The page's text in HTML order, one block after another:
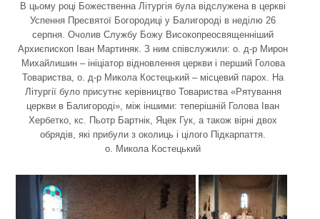
В цьому році Божественна Літургія була відслужена в церкві
Успення Пресвятої Богородиці у Балигороді в неділю 26
серпня. Очолив Службу Божу Високопреосвященніший
Архиєпископ Іван Мартиняк. З ним співслужили: о. д-р Мирон
Михайлишин – ініціатор відновлення церкви і перший Голова
Товариства, о. д-р Микола Костецький – місцевий парох. На
Літургії було присутнє керівництво Товариства «Рятування
церкви в Балигороді», між іншими: теперішній Голова Іван
Хербетко, кс. Пьотр Бартнік, Яцек Гук, а також вірні двох
обрядів, які прибули з околиць і цілого Підкарпаття.
о. Микола Костецький